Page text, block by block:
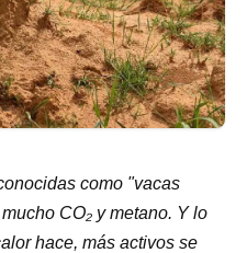
como "vacas
CO₂ y metano. Y lo
hace, más activos se